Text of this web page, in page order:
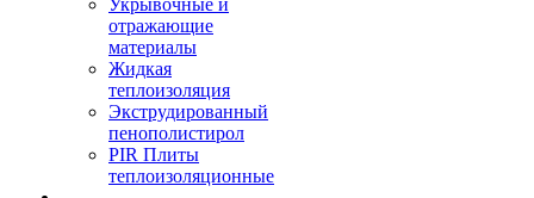
Укрывочные и
отражающие
материалы
Жидкая
теплоизоляция
Экструдированный
пенополистирол
PIR Плиты
теплоизоляционные